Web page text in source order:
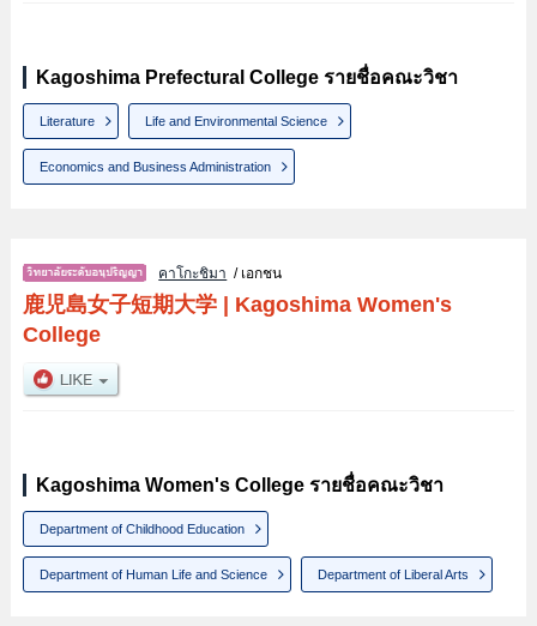
Kagoshima Prefectural College รายชื่อคณะวิชา
Literature Life and Environmental Science
Economics and Business Administration
คาโกะชิมา / เอกชน
鹿児島女子短期大学| Kagoshima Women's
College
Kagoshima Women's College รายชื่อคณะวิชา
Department of Childhood Education
Department of Human Life and Science Department of Liberal Arts